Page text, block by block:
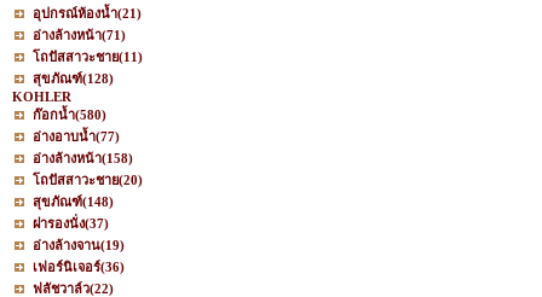
อุปกรณ์ห้องน้ำ(21)
อ่างล้างหน้า(71)
โถปัสสาวะชาย(11)
สุขภัณฑ์(128)
KOHLER
ก๊อกน้ำ(580)
อ่างอาบน้ำ(77)
อ่างล้างหน้า(158)
โถปัสสาวะชาย(20)
สุขภัณฑ์(148)
ฝารองนั่ง(37)
อ่างล้างจาน(19)
เฟอร์นิเจอร์(36)
ฟลัชวาล์ว(22)